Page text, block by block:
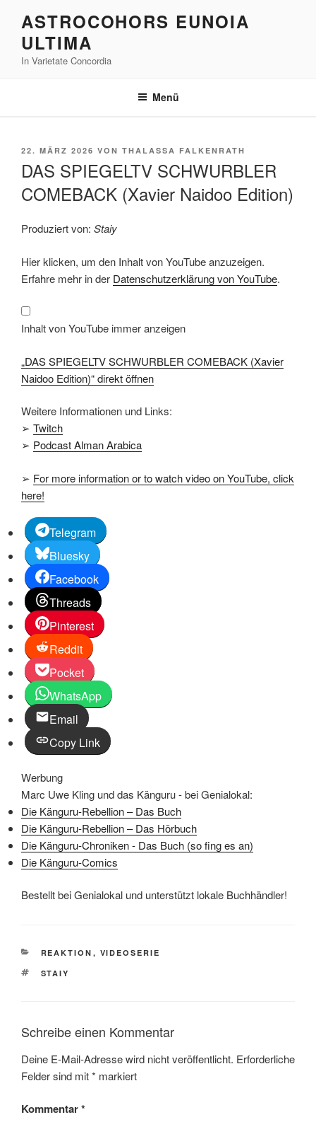
Inhalt
springen
ASTROCOHORS EUNOIA
ULTIMA
In Varietate Concordia
Menü
VERÖFFENTLICHT
22. MÄRZ 2026 VON THALASSA FALKENRATH
DAS SPIEGELTV SCHWURBLER
COMEBACK (Xavier Naidoo Edition)
Produziert von: Staiy
„DAS
SPIEGELTV
SCHWURBLER
COMEBACK
Naidoo
Edition)“
von
YouTube
Hier klicken, um den Inhalt von YouTube anzuzeigen.
Erfahre mehr in der Datenschutzerklärung von YouTube.
Inhalt von YouTube immer anzeigen
„DAS SPIEGELTV SCHWURBLER COMEBACK (Xavier
Naidoo Edition)“ direkt öffnen
Weitere Informationen und Links:
➢ Twitch
➢ Podcast Alman Arabica
➢ For more information or to watch video on YouTube, click
here!
Telegram
Bluesky
Facebook
Threads
Pinterest
Reddit
Pocket
WhatsApp
Email
Copy Link
Werbung
Marc Uwe Kling und das Känguru - bei Genialokal:
Die Känguru-Rebellion – Das Buch
Die Känguru-Rebellion – Das Hörbuch
Die Känguru-Chroniken - Das Buch (so fing es an)
Die Känguru-Comics
Bestellt bei Genialokal und unterstützt lokale Buchhändler!
KATEGORIEN
REAKTION , VIDEOSERIE
SCHLAGWÖRTER
STAIY
Schreibe einen Kommentar
Deine E-Mail-Adresse wird nicht veröffentlicht. Erforderliche
Felder sind mit* markiert
Kommentar*